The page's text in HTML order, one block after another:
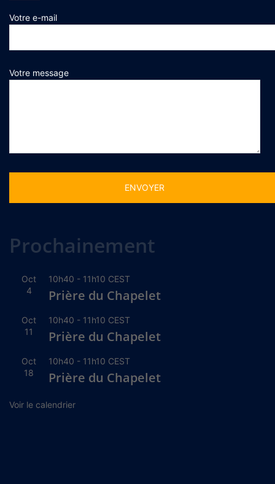
Votre e-mail
Votre message
Prochainement
Oct
4
10h40 - 11h10 CEST
Prière du Chapelet
Oct
11
10h40 - 11h10 CEST
Prière du Chapelet
Oct
18
10h40 - 11h10 CEST
Prière du Chapelet
Voir le calendrier